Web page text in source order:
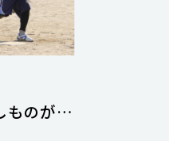
ものが…